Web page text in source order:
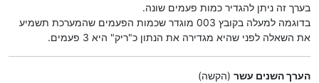
בערך זה ניתן להגדיר כמות פעמים שונה.
בדוגמה למעלה בקובץ 003 מוגדר שכמות הפעמים שהמערכת תשמיע
את השאלה לפני שהיא מגדירה את הנתון כ"ריק" היא 3 פעמים.
הערך השנים עשר (הקשה)